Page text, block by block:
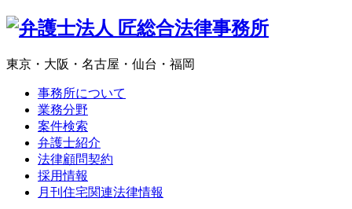
東京・大阪・名古屋・仙台・福岡
事務所について
業務分野
案件検索
弁護士紹介
法律顧問契約
採用情報
月刊住宅関連法律情報